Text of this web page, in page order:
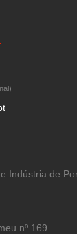
Indústria de
nº 169